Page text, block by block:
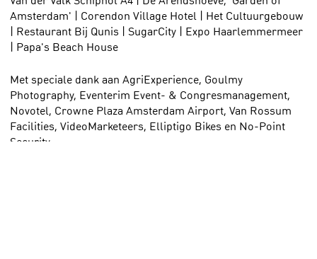
Amsterdam' | Corendon Village Hotel | Het Cultuurgebouw
| Restaurant Bij Qunis | SugarCity | Expo Haarlemmermeer
| Papa's Beach House
Met speciale dank aan AgriExperience, Goulmy
Photography, Eventerim Event- & Congresmanagement,
Novotel, Crowne Plaza Amsterdam Airport, Van Rossum
Facilities, VideoMarketeers, Elliptigo Bikes en No-Point
Security.